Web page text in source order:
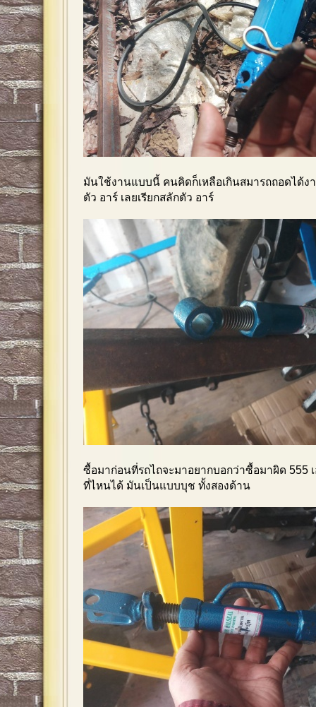
มันใช้งานแบบนี้ คนคิดก็เหลือเกินสมารถถอดได้ง
ตัว อาร์ เลยเรียกสลักตัว อาร์
ซื้อมาก่อนที่รถไถจะมาอยากบอกว่าซื้อมาผิด 555
ที่ไหนได้ มันเป็นแบบบุช ทั้งสองด้าน